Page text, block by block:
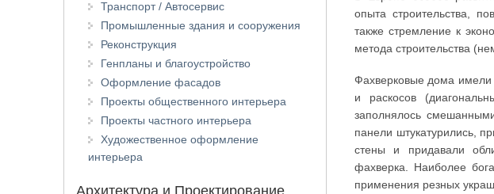
опыта строительства,
также стремление к
метода строительства
Фахверковые дома имели
и раскосов
заполнялось
панели штукатурились,
стены и придавали
фахверка. Наиболее
применения резных
Транспорт / Автосервис
Промышленные здания и сооружения
Реконструкция
Генпланы и благоустройство
Оформление фасадов
Проекты общественного интерьера
Проекты частного интерьера
Художественное оформление
интерьера
Архитектура и Проектирование